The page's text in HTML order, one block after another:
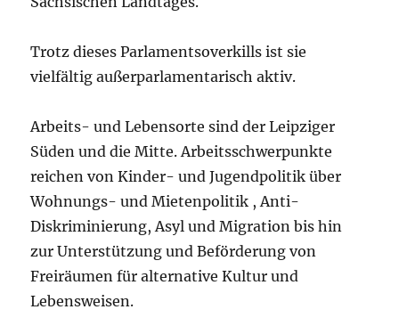
Trotz dieses Parlamentsoverkills ist sie
vielfältig außerparlamentarisch aktiv.
Arbeits- und Lebensorte sind der Leipziger
Süden und die Mitte. Arbeitsschwerpunkte
reichen von Kinder- und Jugendpolitik über
Wohnungs- und Mietenpolitik , Anti-
Diskriminierung, Asyl und Migration bis hin
zur Unterstützung und Beförderung von
Freiräumen für alternative Kultur und
Lebensweisen.